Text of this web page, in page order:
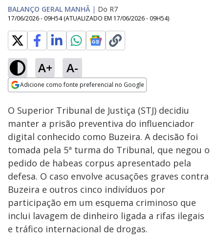
BALANÇO GERAL MANHÃ | Do R7
17/06/2026 - 09H54 (ATUALIZADO EM 17/06/2026 - 09H54)
A+ A-
Adicione como fonte preferencial no Google
Ativar
Loaded
30.26%
O Superior Tribunal de Justiça (STJ) decidiu
manter a prisão preventiva do influenciador
digital conhecido como Buzeira. A decisão foi
tomada pela 5ª turma do Tribunal, que negou o
pedido de habeas corpus apresentado pela
defesa. O caso envolve acusações graves contra
Buzeira e outros cinco indivíduos por
participação em um esquema criminoso que
inclui lavagem de dinheiro ligada a rifas ilegais
e tráfico internacional de drogas.